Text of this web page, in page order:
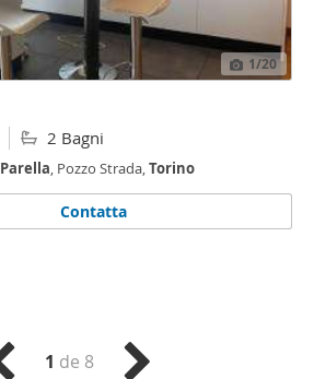
1/20
2 Bagni
Parella, Pozzo Strada,Torino
Contatta
1 de 8